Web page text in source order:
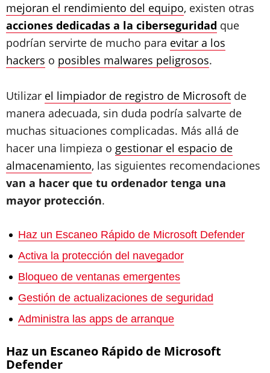
mejoran el rendimiento del equipo, existen otras
acciones dedicadas a la ciberseguridad que
podrían servirte de mucho para evitar a los
hackers o posibles malwares peligrosos.
Utilizar el limpiador de registro de Microsoft de
manera adecuada, sin duda podría salvarte de
muchas situaciones complicadas. Más allá de
hacer una limpieza o gestionar el espacio de
almacenamiento, las siguientes recomendaciones
van a hacer que tu ordenador tenga una
mayor protección.
Haz un Escaneo Rápido de Microsoft Defender
Activa la protección del navegador
Bloqueo de ventanas emergentes
Gestión de actualizaciones de seguridad
Administra las apps de arranque
Haz un Escaneo Rápido de Microsoft
Defender